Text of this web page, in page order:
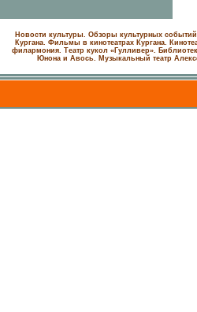
Новости культуры. Обзоры культурных
Кургана. Фильмы в кинотеатрах Кургана.
филармония. Театр кукол «Гулливер».
Юнона и Авось. Музыкальный театр